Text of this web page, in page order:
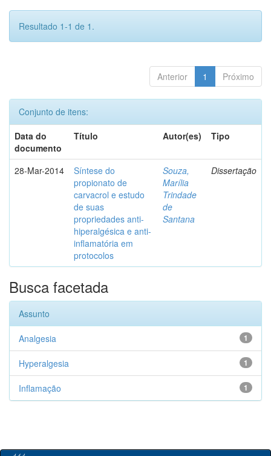
Resultado 1-1 de 1.
Anterior 1 Próximo
Conjunto de itens:
Data do
documento
Título Autor(es) Tipo
28-Mar-2014
Síntese do
propionato de
carvacrol e estudo
de suas
propriedades anti-
hiperalgésica e anti-
inflamatória em
protocolos
Souza,
Marília
Trindade
de
Santana
Dissertação
Busca facetada
Assunto
1
Analgesia
1
Hyperalgesia
1
Inflamação